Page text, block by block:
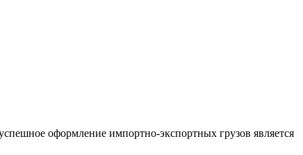
оформление импортно-экспортных грузов является